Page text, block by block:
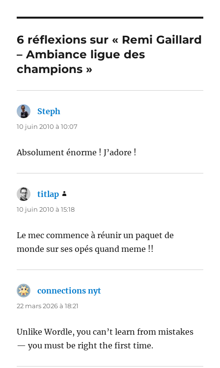
6 réflexions sur « Remi Gaillard
– Ambiance ligue des
champions »
Steph
10 juin 2010 à 10:07
Absolument énorme ! J’adore !
titlap
10 juin 2010 à 15:18
Le mec commence à réunir un paquet de
monde sur ses opés quand meme !!
connections nyt
22 mars 2026 à 18:21
Unlike Wordle, you can’t learn from mistakes
— you must be right the first time.